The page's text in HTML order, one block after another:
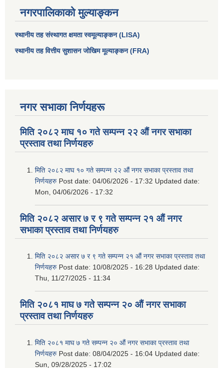
नगरपालिकाको मुल्याङ्कन
स्थानीय तह संस्थागत क्षमता स्वमूल्याङ्कन (LISA)
स्थानीय तह वित्तीय सुशासन जोखिम मूल्याङ्कन (FRA)
नगर सभाका निर्णयहरू
मिति २०८२ माघ १० गते सम्पन्न २२ औं नगर सभाका
प्रस्ताव तथा निर्णयहरु
मिति २०८२ माघ १० गते सम्पन्न २२ औं नगर सभाका प्रस्ताव तथा
निर्णयहरु Post date: 04/06/2026 - 17:32 Updated date:
Mon, 04/06/2026 - 17:32
मिति २०८२ असार ७ र ९ गते सम्पन्न २१ औं नगर
सभाका प्रस्ताव तथा निर्णयहरु
मिति २०८२ असार ७ र ९ गते सम्पन्न २१ औं नगर सभाका प्रस्ताव तथा
निर्णयहरु Post date: 10/08/2025 - 16:28 Updated date:
Thu, 11/27/2025 - 11:34
मिति २०८१ माघ ७ गते सम्पन्न २० औं नगर सभाका
प्रस्ताव तथा निर्णयहरु
मिति २०८१ माघ ७ गते सम्पन्न २० औं नगर सभाका प्रस्ताव तथा
निर्णयहरु Post date: 08/04/2025 - 16:04 Updated date:
Sun, 09/28/2025 - 17:02